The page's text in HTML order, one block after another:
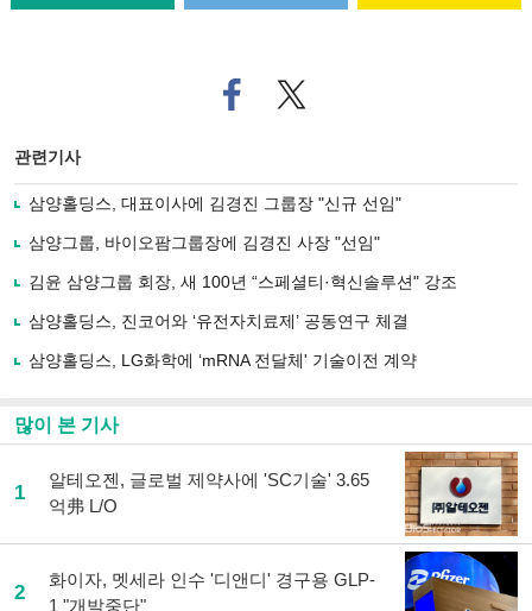
페
이
로
기
사
유
기
트위
터로
관련기사
삼양홀딩스, 대표이사에 김경진 그룹장 "신규 선임"
삼양그룹, 바이오팜그룹장에 김경진 사장 "선임"
김윤 삼양그룹 회장, 새 100년 “스페셜티·혁신솔루션" 강조
삼양홀딩스, 진코어와 ‘유전자치료제’ 공동연구 체결
삼양홀딩스, LG화학에 ‘mRNA 전달체' 기술이전 계약
많이 본 기사
1
알테오젠, 글로벌 제약사에 'SC기술' 3.65
억弗 L/O
2
화이자, 멧세라 인수 '디앤디' 경구용 GLP-
1 "개발중단"